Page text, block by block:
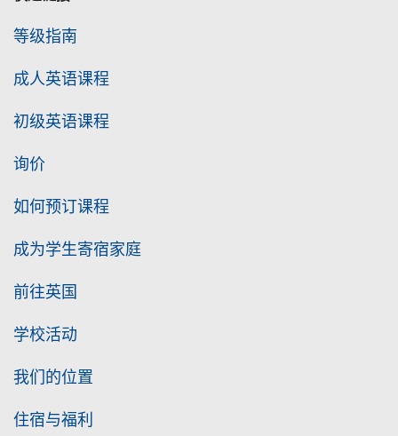
等级指南
成人英语课程
初级英语课程
询价
如何预订课程
成为学生寄宿家庭
前往英国
学校活动
我们的位置
住宿与福利